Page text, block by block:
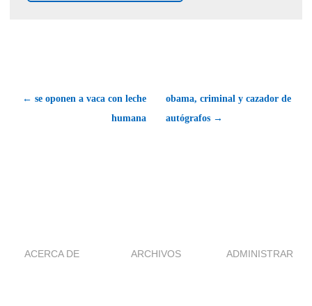
← se oponen a vaca con leche
humana
obama, criminal y cazador de
autógrafos →
ACERCA DE ARCHIVOS ADMINISTRAR